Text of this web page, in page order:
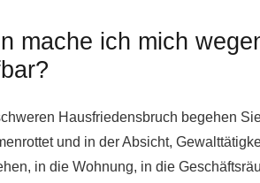
mache ich mich
Hausfriedensbruch begehen
und in der Absicht,
in die Wohnung, in die